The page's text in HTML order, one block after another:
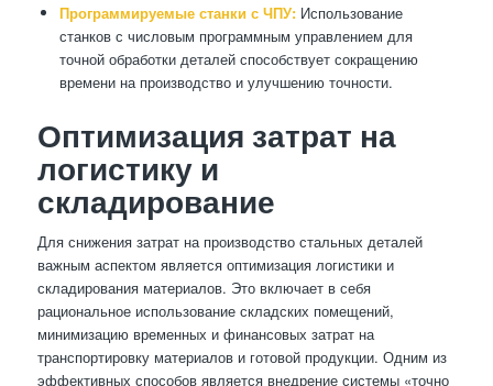
Программируемые станки с ЧПУ:Использование
станков с числовым программным управлением для
точной обработки деталей способствует сокращению
времени на производство и улучшению точности.
Оптимизация затрат на
логистику и
складирование
Для снижения затрат на производство стальных деталей
важным аспектом является оптимизация логистики и
складирования материалов. Это включает в себя
рациональное использование складских помещений,
минимизацию временных и финансовых затрат на
транспортировку материалов и готовой продукции. Одним из
эффективных способов является внедрение системы «точно